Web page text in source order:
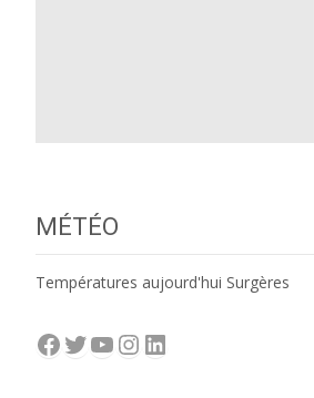
MÉTÉO
Températures aujourd'hui Surgères
Facebook
Twitter
YouTube
Instagram
LinkedIn